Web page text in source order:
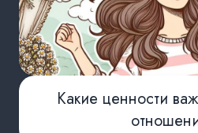
Какие ценности